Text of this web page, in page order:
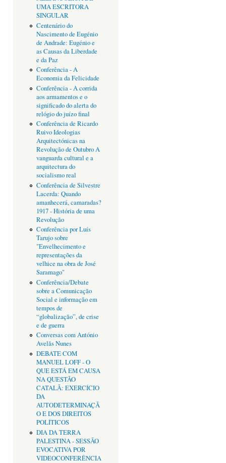
UMA ESCRITORA
SINGULAR
Centenário do
Nascimento de Eugénio
de Andrade: Eugénio e
as Causas da Liberdade
e da Paz
Conferência - A
Economia da Felicidade
Conferência - A corrida
aos armamentos e o
significado do alerta do
relógio do juízo final
Conferência de Ricardo
Ruivo Ideologias
Arquitectónicas na
Revolução de Outubro A
vanguarda cultural e a
arquitectura do
socialismo real
Conferência de Silvestre
Lacerda: Quando
amanhecerá, camaradas?
1917 - História de uma
Revolução
Conferência por Luís
Tarujo sobre
"Envelhecimento e
representações da
velhice na obra de José
Saramago"
Conferência/Debate
sobre a Comunicação
Social e informação em
tempos de
“globalização”, de crise
e de guerra
Conversas com António
Avelãs Nunes
DEBATE COM
MANUEL LOFF - O
QUE ESTÁ EM CAUSA
NA QUESTÃO
CATALÃ: EXERCÍCIO
DA
AUTODETERMINAÇÃ
O E DOS DIREITOS
POLÍTICOS
DIA DA TERRA
PALESTINA - SESSÃO
EVOCATIVA POR
VIDEOCONFERÊNCIA